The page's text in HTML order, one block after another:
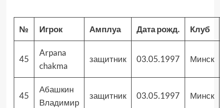
№ Игрок Амплуа Дата рожд. Клуб
45
Arpana
chakma
защитник 03.05.1997 Минск
45
Абашкин
Владимир
защитник 03.05.1997 Минск